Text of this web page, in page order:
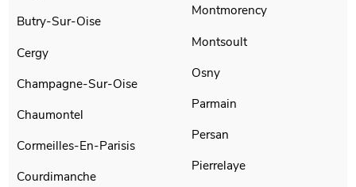
Butry-Sur-Oise
Cergy
Champagne-Sur-Oise
Chaumontel
Cormeilles-En-Parisis
Courdimanche
Montmorency
Montsoult
Osny
Parmain
Persan
Pierrelaye